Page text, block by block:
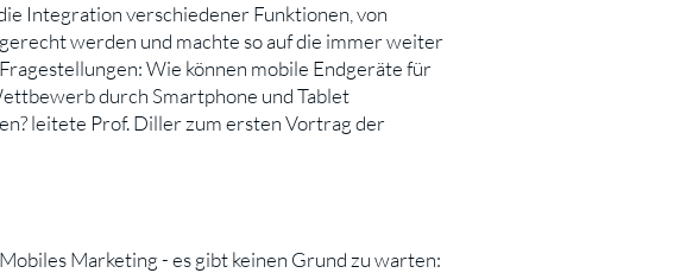
Integration verschiedener Funktionen, von
werden und machte so auf die immer weiter
Wie können mobile Endgeräte für
durch Smartphone und Tablet
leitete Prof. Diller zum ersten Vortrag der
Marketing - es gibt keinen Grund zu warten: